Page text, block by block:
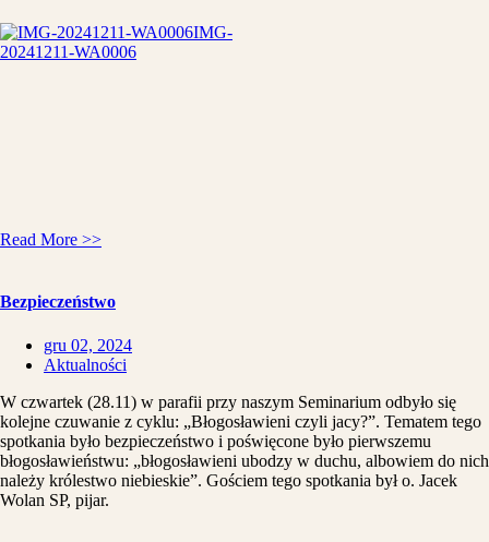
IMG-
20241211-WA0006
Read More >>
Bezpieczeństwo
gru 02, 2024
Aktualności
W czwartek (28.11) w parafii przy naszym Seminarium odbyło się
kolejne czuwanie z cyklu: „Błogosławieni czyli jacy?”. Tematem tego
spotkania było bezpieczeństwo i poświęcone było pierwszemu
błogosławieństwu: „błogosławieni ubodzy w duchu, albowiem do nich
należy królestwo niebieskie”. Gościem tego spotkania był o. Jacek
Wolan SP, pijar.